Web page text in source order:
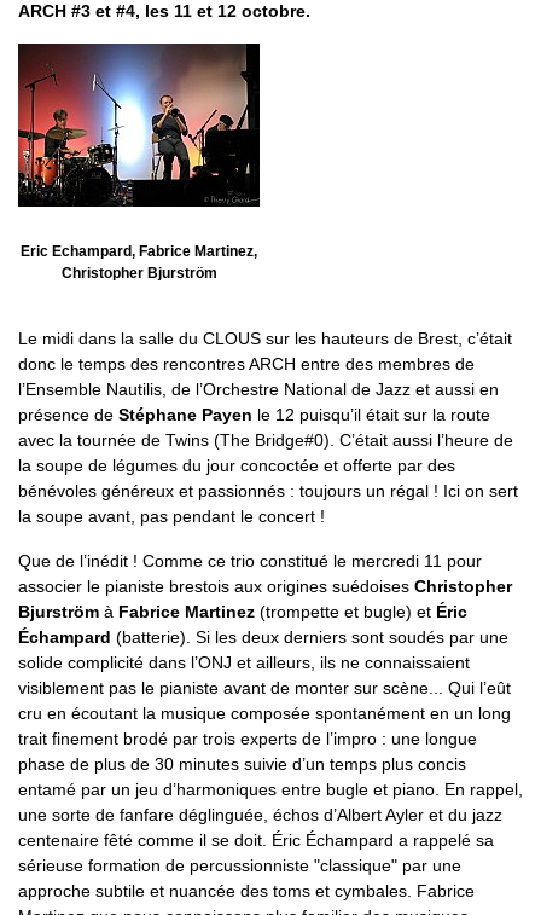
ARCH #3 et #4, les 11 et 12 octobre.
Eric Echampard, Fabrice Martinez,
Christopher Bjurström
Le midi dans la salle du CLOUS sur les hauteurs de Brest, c’était
donc le temps des rencontres ARCH entre des membres de
l’Ensemble Nautilis, de l’Orchestre National de Jazz et aussi en
présence de Stéphane Payen le 12 puisqu’il était sur la route
avec la tournée de Twins (The Bridge#0). C’était aussi l’heure de
la soupe de légumes du jour concoctée et offerte par des
bénévoles généreux et passionnés : toujours un régal ! Ici on sert
la soupe avant, pas pendant le concert !
Que de l’inédit ! Comme ce trio constitué le mercredi 11 pour
associer le pianiste brestois aux origines suédoises Christopher
Bjurström à Fabrice Martinez (trompette et bugle) et Éric
Échampard (batterie). Si les deux derniers sont soudés par une
solide complicité dans l’ONJ et ailleurs, ils ne connaissaient
visiblement pas le pianiste avant de monter sur scène... Qui l’eût
cru en écoutant la musique composée spontanément en un long
trait finement brodé par trois experts de l’impro : une longue
phase de plus de 30 minutes suivie d’un temps plus concis
entamé par un jeu d’harmoniques entre bugle et piano. En rappel,
une sorte de fanfare déglinguée, échos d’Albert Ayler et du jazz
centenaire fêté comme il se doit. Éric Échampard a rappelé sa
sérieuse formation de percussionniste "classique" par une
approche subtile et nuancée des toms et cymbales. Fabrice